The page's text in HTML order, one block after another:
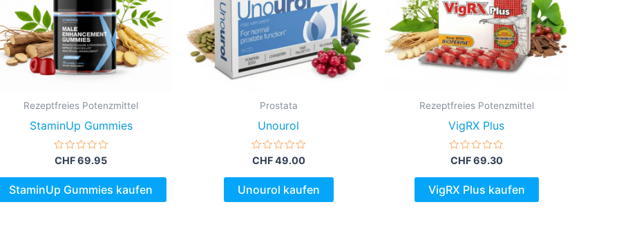
Rezeptfreies Potenzmittel
StaminUp Gummies
Bewertet
mit
0
von
5
CHF69.95
StaminUp Gummies kaufen
Prostata
Unourol
Bewertet
mit
0
5
CHF49.00
Unourol kaufen
Rezeptfreies Potenzmittel
VigRX Plus
Bewertet
mit
0
von
5
CHF69.30
VigRX Plus kaufen